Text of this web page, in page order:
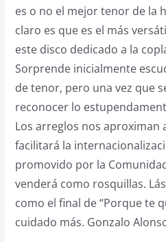
es o no el mejor tenor de la
claro es que es el más
este disco dedicado a la
Sorprende inicialmente
de tenor, pero una vez que
reconocer lo
Los arreglos nos aproximan
facilitará la
promovido por la
venderá como rosquillas.
como el final de “Porque te
cuidado más. Gonzalo